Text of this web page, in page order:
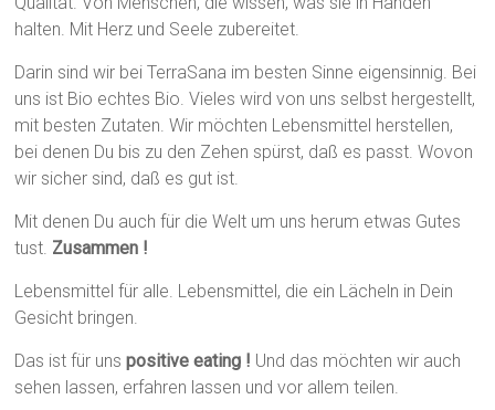
halten. Mit Herz und Seele zubereitet.
Darin sind wir bei TerraSana im besten Sinne eigensinnig. Bei
uns ist Bio echtes Bio. Vieles wird von uns selbst hergestellt,
mit besten Zutaten. Wir möchten Lebensmittel herstellen,
bei denen Du bis zu den Zehen spürst, daß es passt. Wovon
wir sicher sind, daß es gut ist.
Mit denen Du auch für die Welt um uns herum etwas Gutes
tust. Zusammen !
Lebensmittel für alle. Lebensmittel, die ein Lächeln in Dein
Gesicht bringen.
Das ist für unspositive eating ! Und das möchten wir auch
sehen lassen, erfahren lassen und vor allem teilen.